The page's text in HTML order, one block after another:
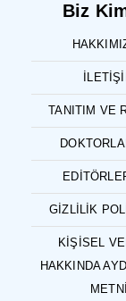
Biz
TANITIM VE
GIZLILIK
KIŞISEL
HAKKINDA
METNI